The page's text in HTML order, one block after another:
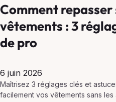
Comment
vêtements : 3
de pro
6 juin 2026
Maîtrisez 3 réglages clés et
facilement vos vêtements sans